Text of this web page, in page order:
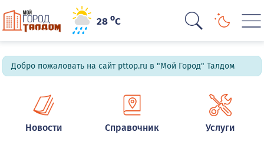
28oC
Добро пожаловать на сайт pttop.ru в "Мой Город" Талдом
Новости Справочник Услуги